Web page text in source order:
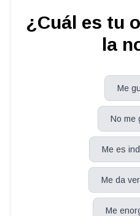
¿Cuál es tu
la
Me
No me
Me es
Me da
Me